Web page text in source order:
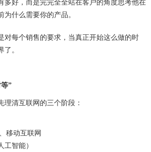
多好，而是完完全全站在客户的角度思考他在
为什么需要你的产品。
对每个销售的要求，当真正开始这么做的时
了。
”
理清互联网的三个阶段：
移动互联网
工智能）